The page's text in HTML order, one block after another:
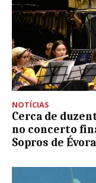
NOTÍCIAS
Cerca de
no concerto
Sopros de Évora